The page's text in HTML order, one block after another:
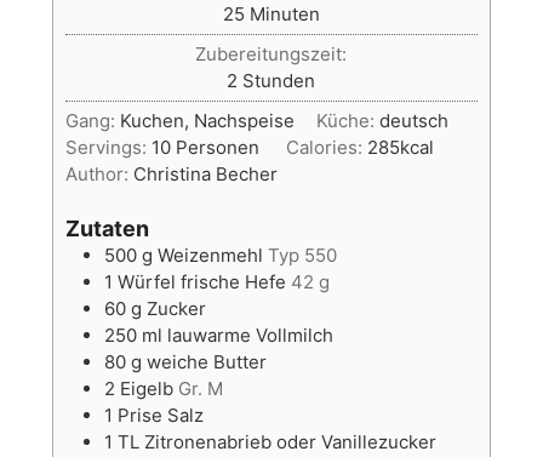
25Minuten
Minuten
Zubereitungszeit:
2 Stunden
Stunden
Gang: Kuchen, Nachspeise Küche: deutsch
Servings: 10 Personen Calories: 285kcal
Author: Christina Becher
Zutaten
500 g Weizenmehl Typ 550
1 Würfel frische Hefe 42 g
60 g Zucker
250 ml lauwarme Vollmilch
80 g weiche Butter
2 Eigelb Gr. M
1 Prise Salz
1 TL Zitronenabrieb oder Vanillezucker